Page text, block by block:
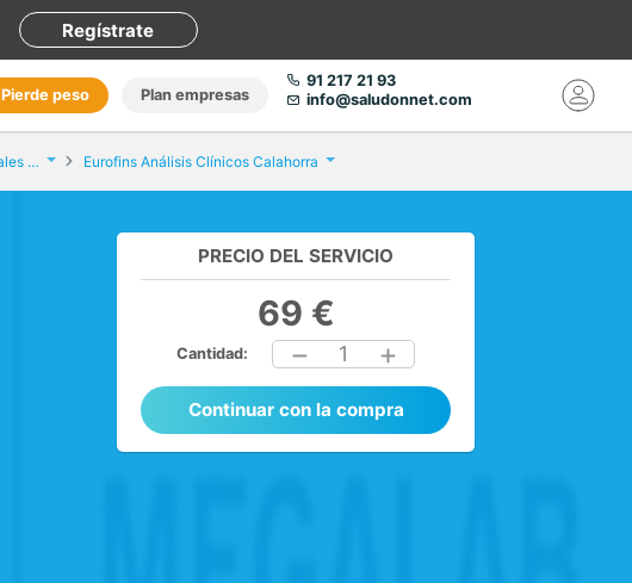
Regístrate
Pierde peso Plan empresas
91 217 21 93
info@saludonnet.com
Análisis de marcadores tumorales femeninos Eurofins Análisis Clínicos Calahorra
PRECIO DEL SERVICIO
69 €
Cantidad: 1
Continuar con la compra